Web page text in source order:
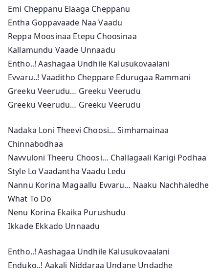
Emi Cheppanu Elaaga Cheppanu
Entha Goppavaade Naa Vaadu
Reppa Moosinaa Etepu Choosinaa
Kallamundu Vaade Unnaadu
Entho..! Aashagaa Undhile Kalusukovaalani
Evvaru..! Vaaditho Cheppare Edurugaa Rammani
Greeku Veerudu… Greeku Veerudu
Greeku Veerudu… Greeku Veerudu
Nadaka Loni Theevi Choosi… Simhamainaa
Chinnabodhaa
Navvuloni Theeru Choosi… Challagaali Karigi Podhaa
Style Lo Vaadantha Vaadu Ledu
Nannu Korina Magaallu Evvaru… Naaku Nachhaledhe
What To Do
Nenu Korina Ekaika Purushudu
Ikkade Ekkado Unnaadu
Entho..! Aashagaa Undhile Kalusukovaalani
Enduko..! Aakali Niddaraa Undane Undadhe